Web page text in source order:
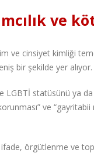
ve
ve cinsiyet kimliği
bir şekilde yer
LGBTİ statüsünü ya
ve
ifade, örgütlenme ve